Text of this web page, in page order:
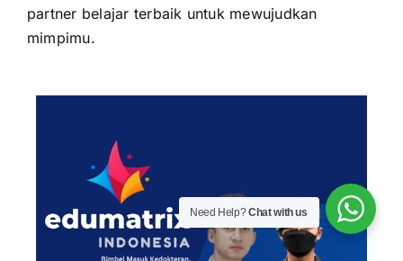
partner belajar terbaik untuk mewujudkan
mimpimu.
Need Help?Chat with us